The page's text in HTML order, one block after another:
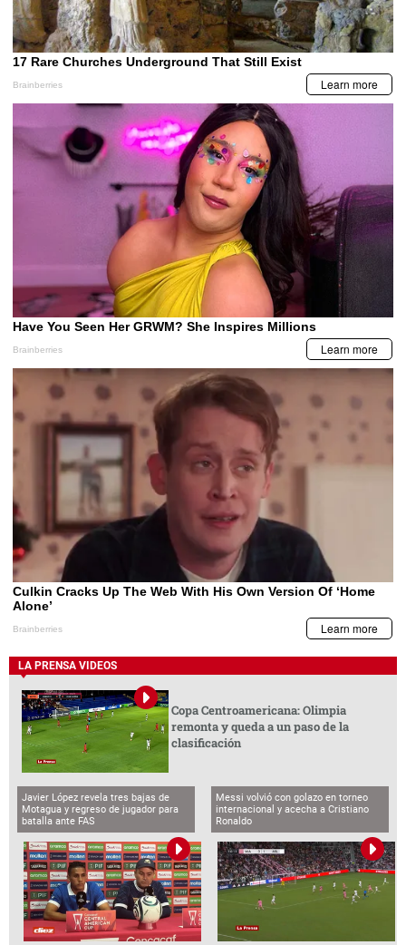
LA PRENSA VIDEOS
Copa Centroamericana: Olimpia
remonta y queda a un paso de la
clasificación
Javier López revela tres bajas de
Motagua y regreso de jugador para
batalla ante FAS
Messi volvió con golazo en torneo
internacional y acecha a Cristiano
Ronaldo